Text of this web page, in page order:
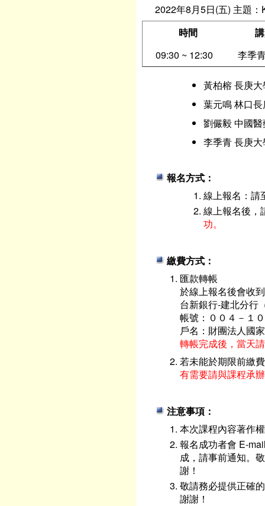
2022年8月5日(五) 主題
時間
09:30 ~ 12:30
李季
黃柏榕 長庚
葉元鳴 林口
劉儼毅 中國
李季青 長庚
報名方式：
線上報名：請
線上報名後，
功。
繳費方式：
匯款轉帳
於線上報名後會收到
台新銀行-建北分行
帳號：００４－１
戶名：財團法人國
轉帳完成後，當天
若未能於期限前繳
有需要請與課程承
注意事項：
本次課程內容著作
報名成功者會 E-
成，請事前通知。
謝！
敬請務必提供正確
謝謝！